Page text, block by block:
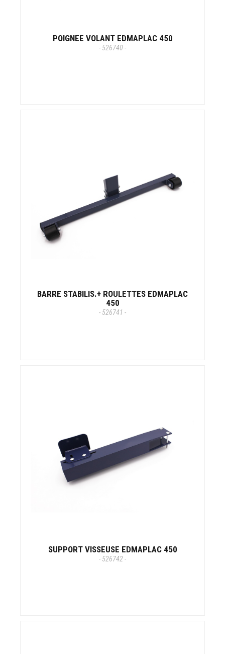
POIGNEE VOLANT EDMAPLAC 450
- 526740 -
BARRE STABILIS.+ ROULETTES EDMAPLAC
450
- 526741 -
SUPPORT VISSEUSE EDMAPLAC 450
- 526742 -